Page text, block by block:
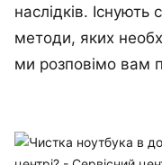
наслідків. Існують
методи, яких
ми розповімо вам